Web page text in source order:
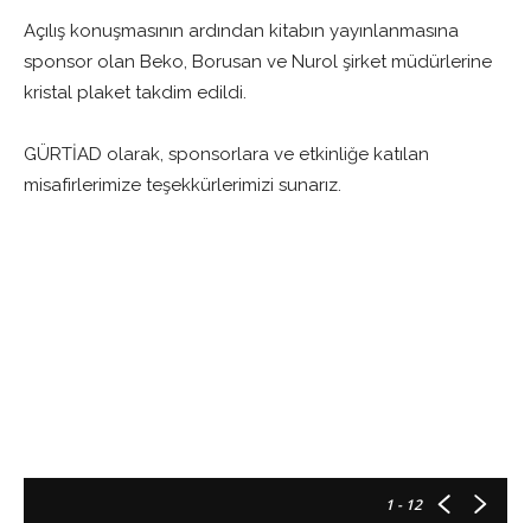
Açılış konuşmasının ardından kitabın yayınlanmasına
sponsor olan Beko, Borusan ve Nurol şirket müdürlerine
kristal plaket takdim edildi.
GÜRTİAD olarak, sponsorlara ve etkinliğe katılan
misafirlerimize teşekkürlerimizi sunarız.
1 - 12